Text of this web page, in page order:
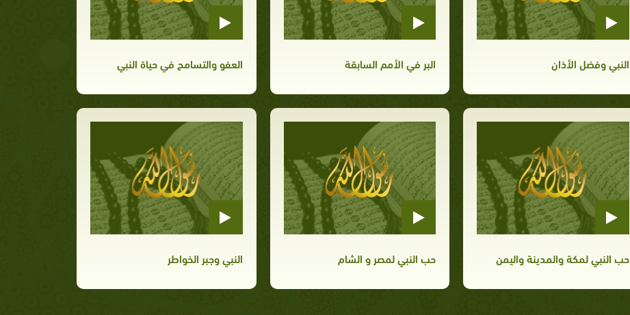
النبي وفضل الأذان البر في الأمم السابقة العفو والتسامح في حياة النبي
حب النبي لمكة والمدينة واليمن حب النبي لمصر و الشام النبي وجبر الخواطر